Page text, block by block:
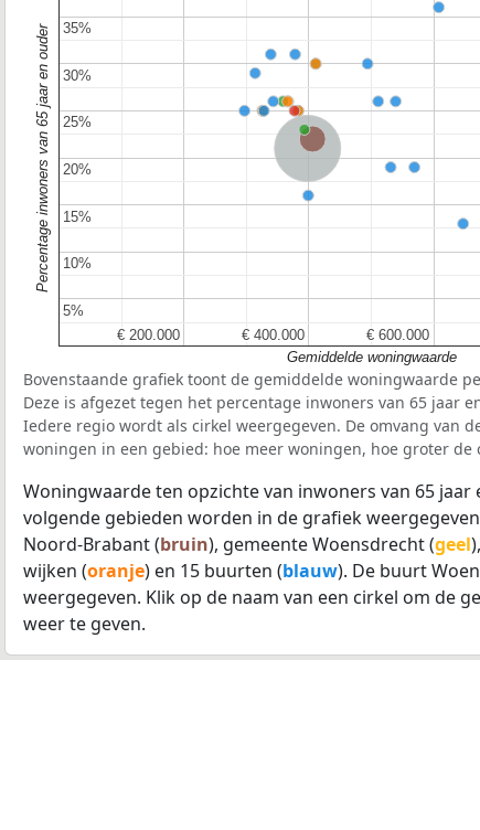
Nederland
Provincie Noord-Brabant
€ 200.000
€ 200.000 € 400.000
€ 400.000 € 600.000
€ 600.000
5%
5%
10%
10%
15%
15%
20%
20%
25%
25%
30%
30%
35%
35%
Gemiddelde woningwaarde
Percentage inwoners van 65 jaar en ouder
Bovenstaande grafiek toont de gemiddelde woningwaarde
Deze is afgezet tegen het percentage inwoners van 65 jaar
Iedere regio wordt als cirkel weergegeven. De omvang van
woningen in een gebied: hoe meer woningen, hoe groter de
Woningwaarde ten opzichte van inwoners van 65 jaar
volgende gebieden worden in de grafiek
Noord-Brabant (bruin), gemeente Woensdrecht (geel
wijken (oranje) en 15 buurten (blauw). De buurt
weergegeven. Klik op de naam van een cirkel om de
weer te geven.